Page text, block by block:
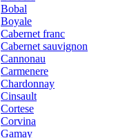
Bobal
Boyale
Cabernet franc
Cabernet sauvignon
Cannonau
Carmenere
Chardonnay
Cinsault
Cortese
Corvina
Gamay